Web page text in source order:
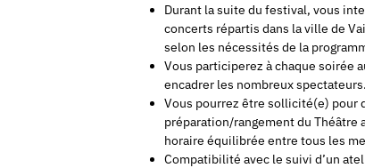
Durant la suite du festival, vous
concerts répartis dans la ville de
selon les nécessités de la
Vous participerez à chaque soirée
encadrer les nombreux spectateurs.
Vous pourrez être sollicité(e) pour
préparation/rangement du Théâtre
horaire équilibrée entre tous les
Compatibilité avec le suivi d’un